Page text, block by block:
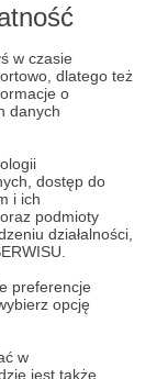
w czasie
dlatego też
o
danych
dostęp do
i ich
podmioty
działalności,
preferencje
opcję
w
jest także
że
Właśnie
dla
urodzin
zin, w